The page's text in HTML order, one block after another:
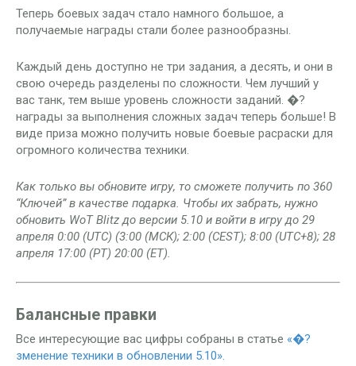
Теперь боевых задач стало намного большое, а
получаемые награды стали более разнообразны.
Каждый день доступно не три задания, а десять, и они в
свою очередь разделены по сложности. Чем лучший у
вас танк, тем выше уровень сложности заданий. �?
награды за выполнения сложных задач теперь больше! В
виде приза можно получить новые боевые расраски для
огромного количества техники.
Как только вы обновите игру, то сможете получить по 360
“Ключей” в качестве подарка. Чтобы их забрать, нужно
обновить WoT Blitz до версии 5.10 и войти в игру до 29
апреля 0:00 (UTC) (3:00 (МСК); 2:00 (CEST); 8:00 (UTC+8); 28
апреля 17:00 (PT) 20:00 (ET).
Балансные правки
Все интересующие вас цифры собраны в статье «�?
зменение техники в обновлении 5.10».